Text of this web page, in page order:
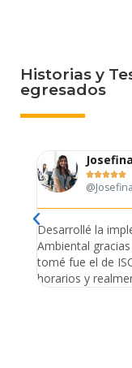
Historias y
egresados

Desarrollé la
Ambiental
tomé fue el de
horarios y